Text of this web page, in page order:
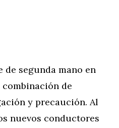
de segunda mano en
de
y precaución. Al
nuevos conductores